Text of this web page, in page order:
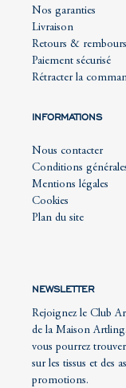
Nos garanties
Livraison
Retours &
Paiement sécurisé
Rétracter la
INFORMATIONS
Nous contacter
Conditions
Mentions légales
Cookies
Plan du site
NEWSLETTER
Rejoignez le Club
de la Maison
vous pourrez
sur les tissus et des
promotions.